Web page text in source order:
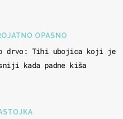
OPASNO
drvo: Tihi ubojica koji je
kada padne kiša